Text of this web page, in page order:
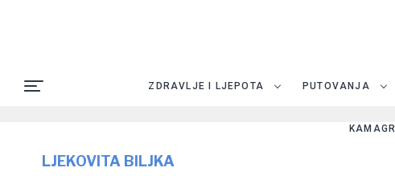
ZDRAVLJE I LJEPOTA PUTOVANJA
LJEKOVITA BILJKA